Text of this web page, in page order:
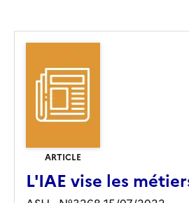
ARTICLE
L'IAE vise les